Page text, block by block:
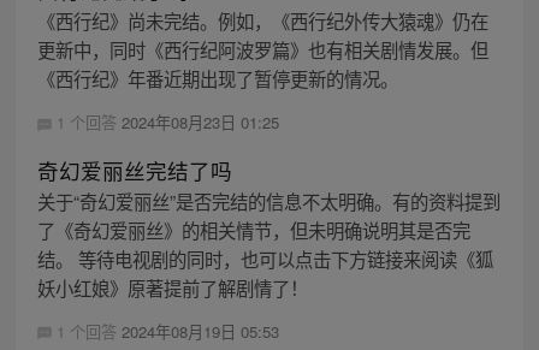
《西行纪》尚未完结。例如，《西行纪外传大猿魂》仍在
更新中，同时《西行纪阿波罗篇》也有相关剧情发展。但
《西行纪》年番近期出现了暂停更新的情况。
1 个回答 2024年08月23日 01:25
奇幻爱丽丝完结了吗
关于“奇幻爱丽丝”是否完结的信息不太明确。有的资料提到
了《奇幻爱丽丝》的相关情节，但未明确说明其是否完
结。 等待电视剧的同时，也可以点击下方链接来阅读《狐
妖小红娘》原著提前了解剧情了！
1 个回答 2024年08月19日 05:53